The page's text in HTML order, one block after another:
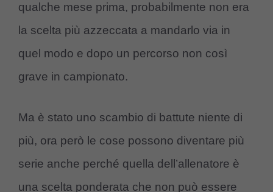
qualche mese prima, probabilmente non era
la scelta più azzeccata a mandarlo via in
quel modo e dopo un percorso non così
grave in campionato.
Ma è stato uno scambio di battute niente di
più, ora però le cose possono diventare più
serie anche perché quella dell’allenatore è
una scelta ponderata che non può essere